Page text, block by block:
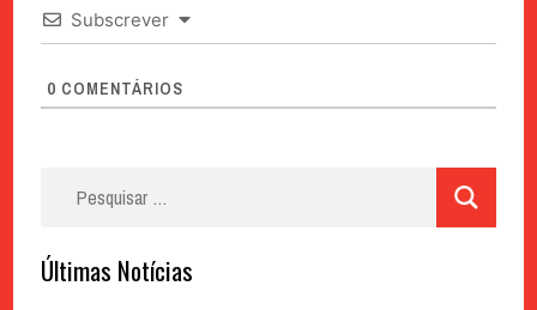
Subscrever
0 COMENTÁRIOS
Últimas Notícias